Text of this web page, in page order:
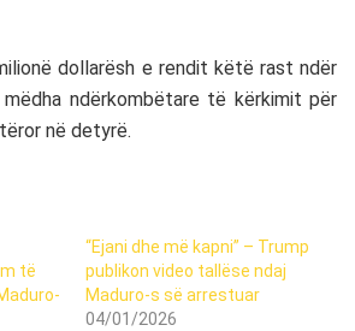
dollarësh e rendit këtë rast ndër
ndërkombëtare të kërkimit për
në detyrë.
të
“Ejani dhe më kapni” – Trump
publikon video tallëse ndaj
Maduro-s së arrestuar
04/01/2026